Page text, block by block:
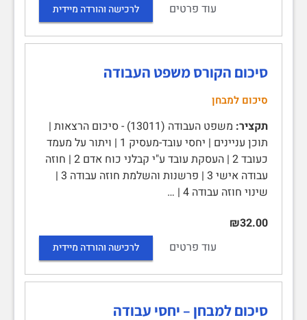
עוד פרטים
לרכישה והורדה מיידית
סיכום הקורס משפט העבודה
סיכום למבחן
תקציר:
משפט העבודה (13011) - סיכום הרצאות |
תוכן עניינים | יחסי עובד-מעסיק 1 | ויתור על מעמד
כעובד 2 | העסקת עובד ע"י קבלני כוח אדם 2 | חוזה
עבודה אישי 3 | פרשנות והשלמת חוזה עבודה 3 |
שינוי חוזה עבודה 4 | …
₪32.00
עוד פרטים
לרכישה והורדה מיידית
סיכום למבחן – יחסי עבודה